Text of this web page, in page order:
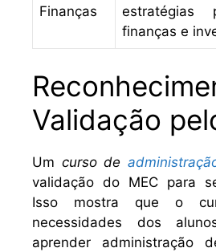
Finanças
estratégias
finanças e
Validação
Um curso de
validação do MEC para
Isso mostra que o
necessidades dos
aprender administração